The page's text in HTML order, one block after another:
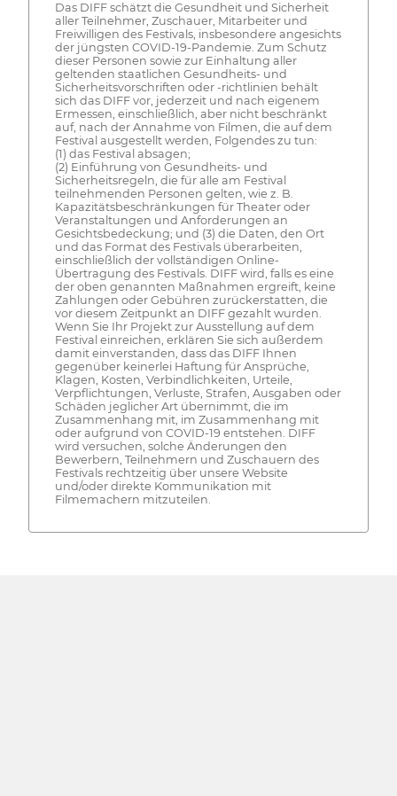
Das DIFF schätzt die Gesundheit und Sicherheit
aller Teilnehmer, Zuschauer, Mitarbeiter und
Freiwilligen des Festivals, insbesondere angesichts
der jüngsten COVID-19-Pandemie. Zum Schutz
dieser Personen sowie zur Einhaltung aller
geltenden staatlichen Gesundheits- und
Sicherheitsvorschriften oder -richtlinien behält
sich das DIFF vor, jederzeit und nach eigenem
Ermessen, einschließlich, aber nicht beschränkt
auf, nach der Annahme von Filmen, die auf dem
Festival ausgestellt werden, Folgendes zu tun:
(1) das Festival absagen;
(2) Einführung von Gesundheits- und
Sicherheitsregeln, die für alle am Festival
teilnehmenden Personen gelten, wie z. B.
Kapazitätsbeschränkungen für Theater oder
Veranstaltungen und Anforderungen an
Gesichtsbedeckung; und (3) die Daten, den Ort
und das Format des Festivals überarbeiten,
einschließlich der vollständigen Online-
Übertragung des Festivals. DIFF wird, falls es eine
der oben genannten Maßnahmen ergreift, keine
Zahlungen oder Gebühren zurückerstatten, die
vor diesem Zeitpunkt an DIFF gezahlt wurden.
Wenn Sie Ihr Projekt zur Ausstellung auf dem
Festival einreichen, erklären Sie sich außerdem
damit einverstanden, dass das DIFF Ihnen
gegenüber keinerlei Haftung für Ansprüche,
Klagen, Kosten, Verbindlichkeiten, Urteile,
Verpflichtungen, Verluste, Strafen, Ausgaben oder
Schäden jeglicher Art übernimmt, die im
Zusammenhang mit, im Zusammenhang mit
oder aufgrund von COVID-19 entstehen. DIFF
wird versuchen, solche Änderungen den
Bewerbern, Teilnehmern und Zuschauern des
Festivals rechtzeitig über unsere Website
und/oder direkte Kommunikation mit
Filmemachern mitzuteilen.